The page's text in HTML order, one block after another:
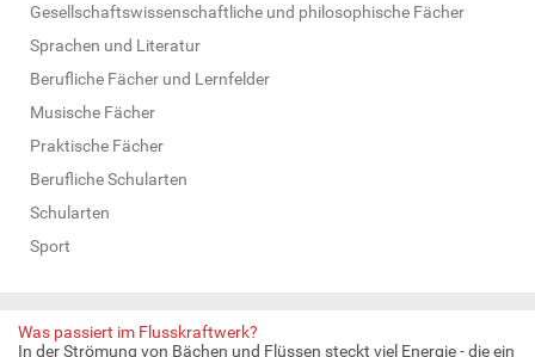
Gesellschaftswissenschaftliche und philosophische Fächer
Sprachen und Literatur
Berufliche Fächer und Lernfelder
Musische Fächer
Praktische Fächer
Berufliche Schularten
Schularten
Sport
Was passiert im Flusskraftwerk?
In der Strömung von Bächen und Flüssen steckt viel Energie - die ein